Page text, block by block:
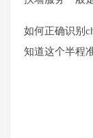
如何正确识别
知道这个半程